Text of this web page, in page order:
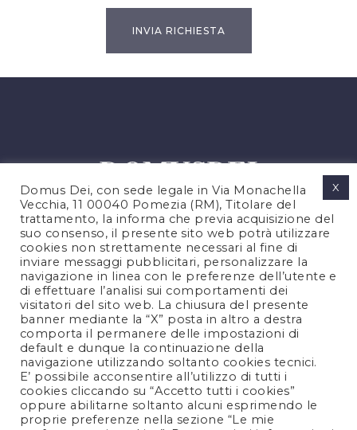
PRIVACY POLICY
COOKIES POLICY
NOTE LEGALI
CONTATTACI
FOLLOW US
Domus Dei, con sede legale in Via Monachella
Vecchia, 11 00040 Pomezia (RM), Titolare del
trattamento, la informa che previa acquisizione del
suo consenso, il presente sito web potrà utilizzare
cookies non strettamente necessari al fine di
inviare messaggi pubblicitari, personalizzare la
navigazione in linea con le preferenze dell’utente e
di effettuare l’analisi sui comportamenti dei
visitatori del sito web. La chiusura del presente
banner mediante la “X” posta in altro a destra
comporta il permanere delle impostazioni di
default e dunque la continuazione della
navigazione utilizzando soltanto cookies tecnici.
E’ possibile acconsentire all’utilizzo di tutti i
cookies cliccando su “Accetto tutti i cookies”
oppure abilitarne soltanto alcuni esprimendo le
proprie preferenze nella sezione “Le mie
X